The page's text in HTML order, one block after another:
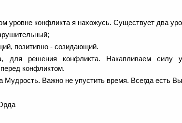
уровне конфликта я нахожусь. Существует два
позитивно - созидающий.
для решения конфликта. Накапливаем силу
конфликтом.
Мудрость. Важно не упустить время. Всегда есть